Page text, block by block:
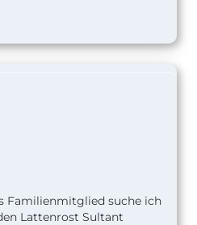
Familienmitglied suche ich
Lattenrost Sultant